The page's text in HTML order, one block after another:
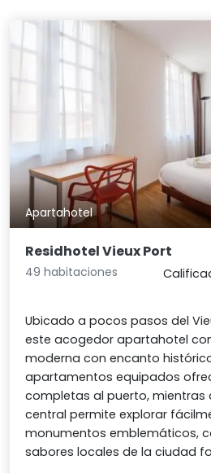
Apartahotel
Residhotel Vieux Port
49 habitaciones
Ubicado a pocos pasos del
este acogedor apartahotel
moderna con encanto
apartamentos equipados
completas al puerto, mientras
central permite explorar
monumentos emblemáticos,
sabores locales de la ciudad